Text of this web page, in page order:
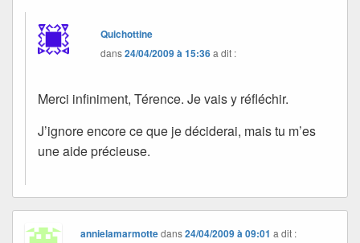
Quichottine
dans24/04/2009 à 15:36a dit :
Merci infiniment, Térence. Je vais y réfléchir.
J’ignore encore ce que je déciderai, mais tu m’es
une aide précieuse.
annielamarmottedans24/04/2009 à 09:01 a dit :